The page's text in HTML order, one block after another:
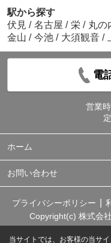
駅から探す
伏見 / 名古屋 / 栄 / 丸の
金山 / 今池 / 大須観音 /
電
営業時
ホーム
お問い合わせ
プライバシーポリシー
Copyright(c) 株式会
当サイトでは、お客様の当サ